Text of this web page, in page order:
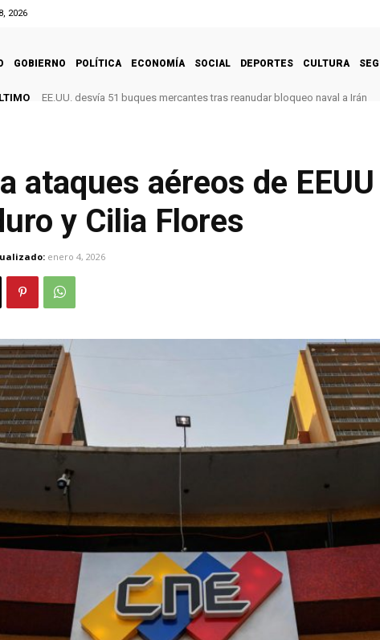
2026
GOBIERNO POLÍTICA ECONOMÍA SOCIAL DEPORTES CULTURA
EE.UU. desvía 51 buques mercantes tras reanudar bloqueo naval a Irán
ataques aéreos de
y Cilia Flores
enero 4, 2026